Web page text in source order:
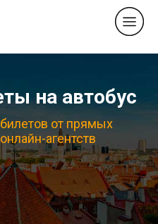
на автобус
от прямых
агентств